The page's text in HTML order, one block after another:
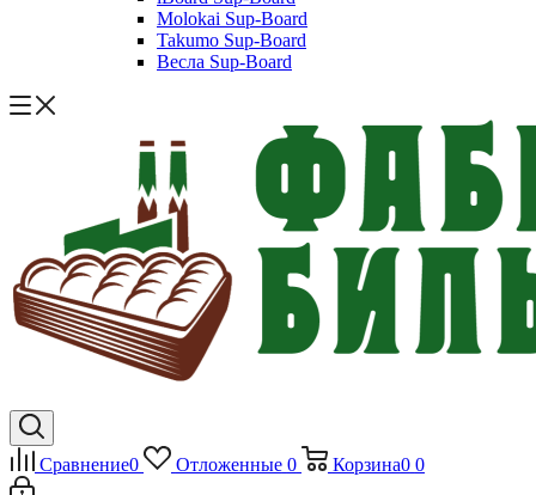
Molokai Sup-Board
Takumo Sup-Board
Весла Sup-Board
Сравнение0 Отложенные 0 Корзина0 0